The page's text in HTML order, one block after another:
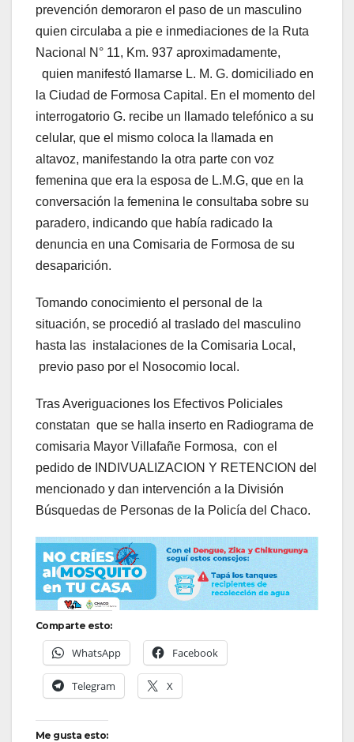
prevención demoraron el paso de un masculino
quien circulaba a pie e inmediaciones de la Ruta
Nacional N° 11, Km. 937 aproximadamente,
quien manifestó llamarse L. M. G. domiciliado en
la Ciudad de Formosa Capital. En el momento del
interrogatorio G. recibe un llamado telefónico a su
celular, que el mismo coloca la llamada en
altavoz, manifestando la otra parte con voz
femenina que era la esposa de L.M.G, que en la
conversación la femenina le consultaba sobre su
paradero, indicando que había radicado la
denuncia en una Comisaria de Formosa de su
desaparición.
Tomando conocimiento el personal de la
situación, se procedió al traslado del masculino
hasta las instalaciones de la Comisaria Local,
previo paso por el Nosocomio local.
Tras Averiguaciones los Efectivos Policiales
constatan que se halla inserto en Radiograma de
comisaria Mayor Villafañe Formosa, con el
pedido de INDIVUALIZACION Y RETENCION del
mencionado y dan intervención a la División
Búsquedas de Personas de la Policía del Chaco.
Comparte esto:
WhatsApp Facebook
Telegram X
Me gusta esto: